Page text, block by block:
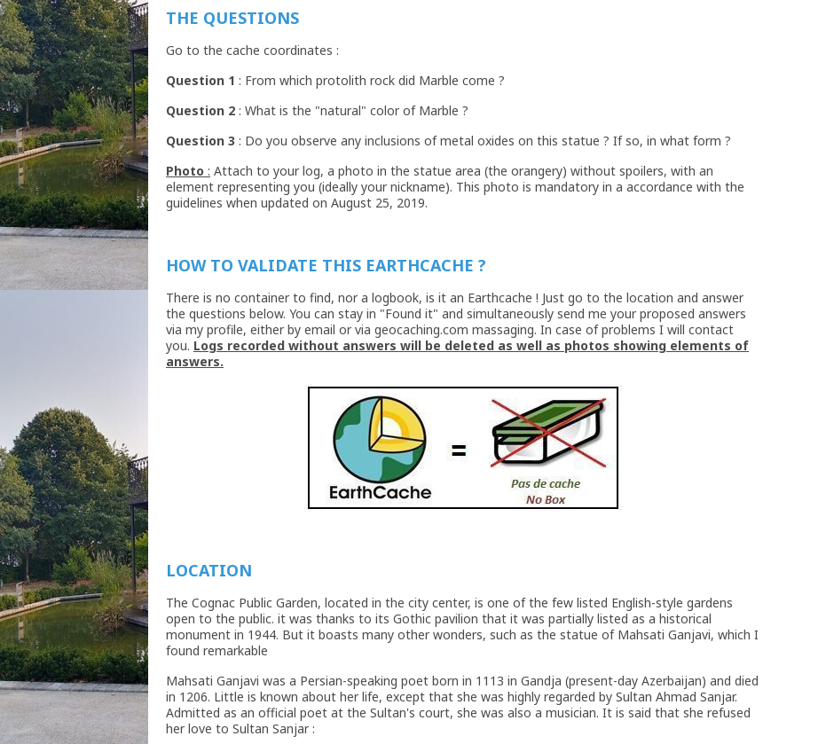
THE QUESTIONS
Go to the cache coordinates :
Question 1 : From which protolith rock did Marble come ?
Question 2 : What is the "natural" color of Marble ?
Question 3 : Do you observe any inclusions of metal oxides on this statue ? If so, in what form ?
Photo : Attach to your log, a photo in the statue area (the orangery) without spoilers, with an
element representing you (ideally your nickname). This photo is mandatory in a accordance with the
guidelines when updated on August 25, 2019.
HOW TO VALIDATE THIS EARTHCACHE ?
There is no container to find, nor a logbook, is it an Earthcache ! Just go to the location and answer
the questions below. You can stay in "Found it" and simultaneously send me your proposed answers
via my profile, either by email or via geocaching.com massaging. In case of problems I will contact
you. Logs recorded without answers will be deleted as well as photos showing elements of
answers.
LOCATION
The Cognac Public Garden, located in the city center, is one of the few listed English-style gardens
open to the public. it was thanks to its Gothic pavilion that it was partially listed as a historical
monument in 1944. But it boasts many other wonders, such as the statue of Mahsati Ganjavi, which I
found remarkable
Mahsati Ganjavi was a Persian-speaking poet born in 1113 in Gandja (present-day Azerbaijan) and died
in 1206. Little is known about her life, except that she was highly regarded by Sultan Ahmad Sanjar.
Admitted as an official poet at the Sultan's court, she was also a musician. It is said that she refused
her love to Sultan Sanjar :